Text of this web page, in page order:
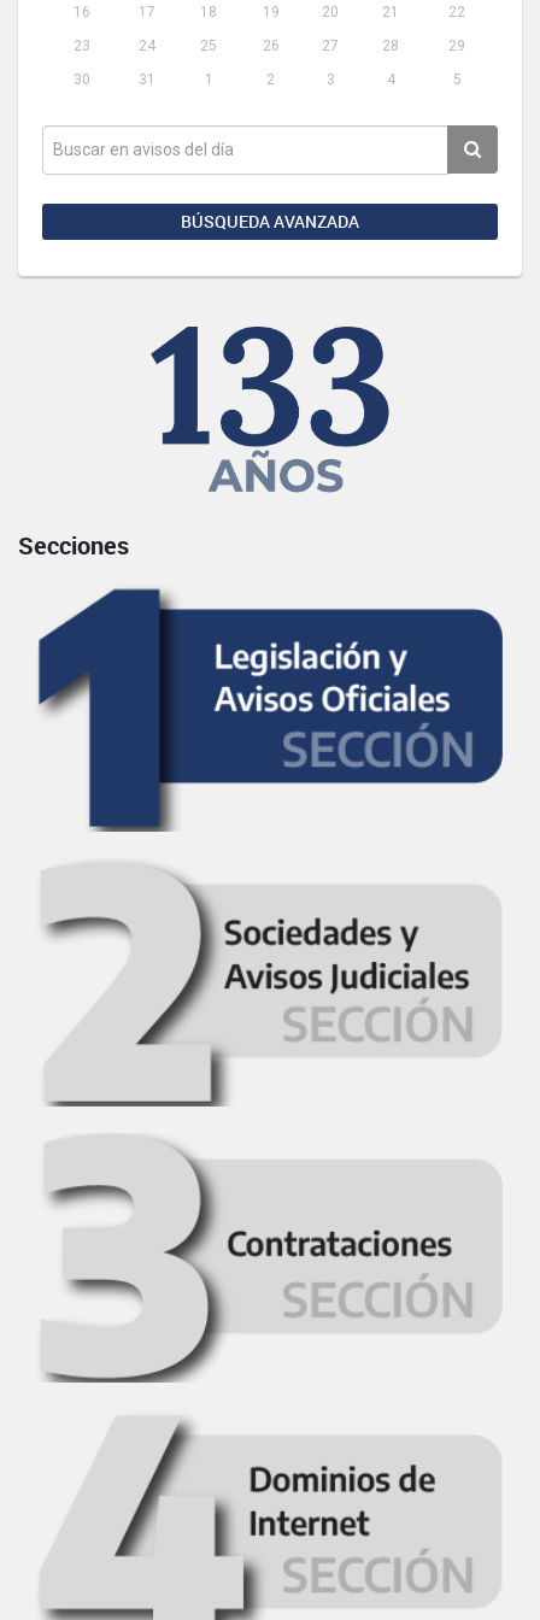
16
17 18 19 20 21
22
23
24 25 26 27 28
29
30
31 1 2 3 4 5
BÚSQUEDA AVANZADA
Secciones